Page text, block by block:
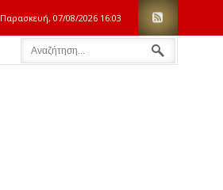
Παρασκευή, 07/08/2026 16:03